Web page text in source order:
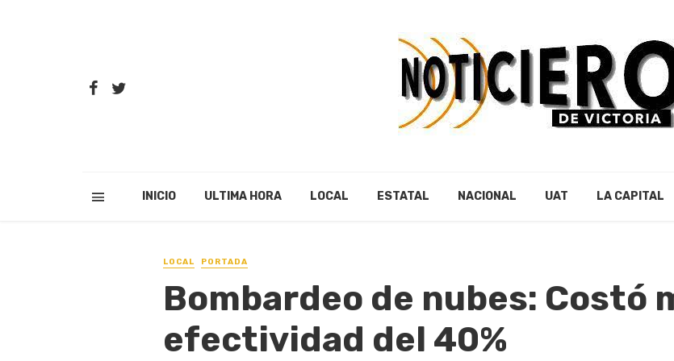
INICIO ULTIMA HORA LOCAL ESTATAL NACIONAL UAT LA CAPITAL
LOCAL PORTADA
Bombardeo de nubes: Costó
efectividad del 40%